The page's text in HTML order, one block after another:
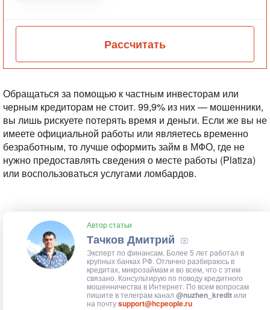
Рассчитать
Обращаться за помощью к частным инвесторам или
черным кредиторам не стоит. 99,9% из них — мошенники,
вы лишь рискуете потерять время и деньги. Если же вы не
имеете официальной работы или являетесь временно
безработным, то лучше оформить займ в МФО, где не
нужно предоставлять сведения о месте работы (Platiza)
или воспользоваться услугами ломбардов.
Автор статьи
Тачков Дмитрий
Эксперт по финансам. Более 5 лет работал в
крупных банках РФ. Отлично разбираюсь в
кредитах, микрозаймам и во всем, что с этим
связано. Консультирую по поводу кредитного
мошенничества в Интернет. По всем вопросам
пишите в телеграм канал @nuzhen_kredit или
на почтуsupport@hcpeople.ru